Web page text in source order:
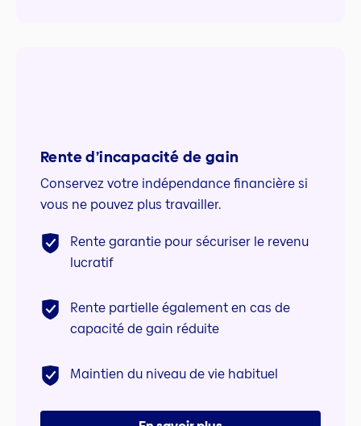
Rente d’incapacité de gain
Conservez votre indépendance financière si
vous ne pouvez plus travailler.
Rente garantie pour sécuriser le revenu
lucratif
Rente partielle également en cas de
capacité de gain réduite
Maintien du niveau de vie habituel